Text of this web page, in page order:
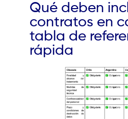
Qué deben
contratos en
tabla de
rápida